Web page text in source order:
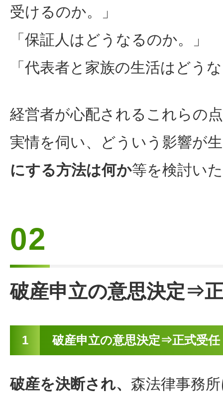
受けるのか。」
「保証人はどうなるのか。」
「代表者と家族の生活はどう
経営者が心配されるこれらの
実情を伺い、どういう影響が
にする方法は何か等を検討い
02
破産申立の意思決定⇒
1 破産申立の意思決定⇒正式受任
破産を決断され、 森法律事務